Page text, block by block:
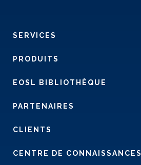
SERVICES
PRODUITS
EOSL BIBLIOTHÈQUE
PARTENAIRES
CLIENTS
CENTRE DE CONNAISSANCES